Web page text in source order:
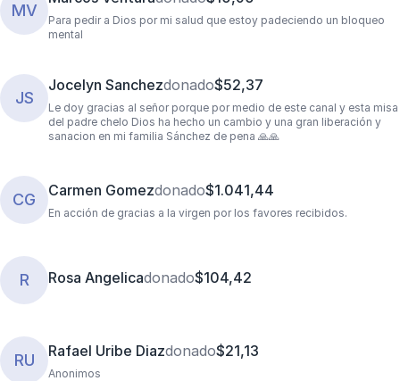
MV
Para pedir a Dios por mi salud que estoy padeciendo un bloqueo
mental
JS
Jocelyn Sanchezdonado$52,37
Le doy gracias al señor porque por medio de este canal y esta misa
del padre chelo Dios ha hecho un cambio y una gran liberación y
sanacion en mi familia Sánchez de pena 🙏🙏
CG Carmen Gomezdonado$1.041,44
En acción de gracias a la virgen por los favores recibidos.
R Rosa Angelicadonado$104,42
RU Rafael Uribe Diazdonado$21,13
Anonimos